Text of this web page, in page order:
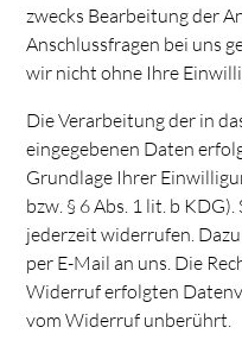
zwecks Bearbeitung der
Anschlussfragen bei uns
wir nicht ohne Ihre
Die Verarbeitung der in
eingegebenen Daten
Grundlage Ihrer
bzw. § 6 Abs. 1 lit. b
jederzeit widerrufen.
per E-Mail an uns. Die
Widerruf erfolgten
vom Widerruf unberührt.